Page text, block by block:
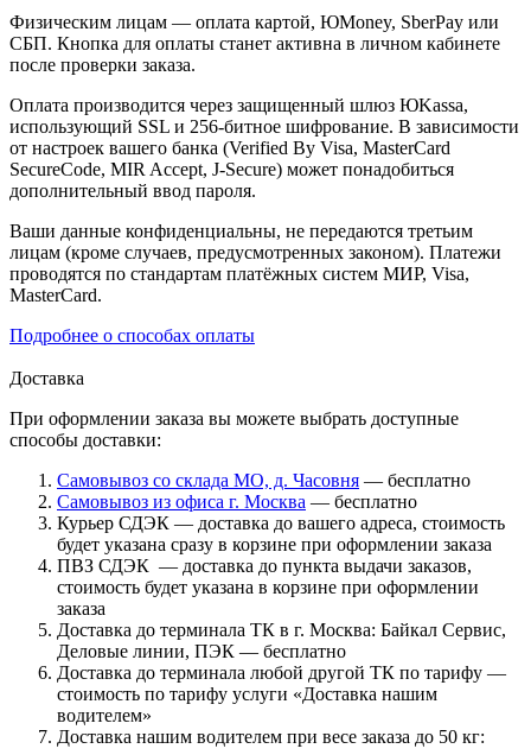
Физическим лицам — оплата картой, ЮMoney, SberPay или
СБП. Кнопка для оплаты станет активна в личном кабинете
после проверки заказа.
Оплата производится через защищенный шлюз ЮKassa,
использующий SSL и 256-битное шифрование. В зависимости
от настроек вашего банка (Verified By Visa, MasterCard
SecureCode, MIR Accept, J-Secure) может понадобиться
дополнительный ввод пароля.
Ваши данные конфиденциальны, не передаются третьим
лицам (кроме случаев, предусмотренных законом). Платежи
проводятся по стандартам платёжных систем МИР, Visa,
MasterCard.
Подробнее о способах оплаты
Доставка
При оформлении заказа вы можете выбрать доступные
способы доставки:
Самовывоз со склада МО, д. Часовня — бесплатно
Самовывоз из офиса г. Москва — бесплатно
Курьер СДЭК — доставка до вашего адреса, стоимость
будет указана сразу в корзине при оформлении заказа
ПВЗ СДЭК — доставка до пункта выдачи заказов,
стоимость будет указана в корзине при оформлении
заказа
Доставка до терминала ТК в г. Москва: Байкал Сервис,
Деловые линии, ПЭК — бесплатно
Доставка до терминала любой другой ТК по тарифу —
стоимость по тарифу услуги «Доставка нашим
водителем»
Доставка нашим водителем при весе заказа до 50 кг: